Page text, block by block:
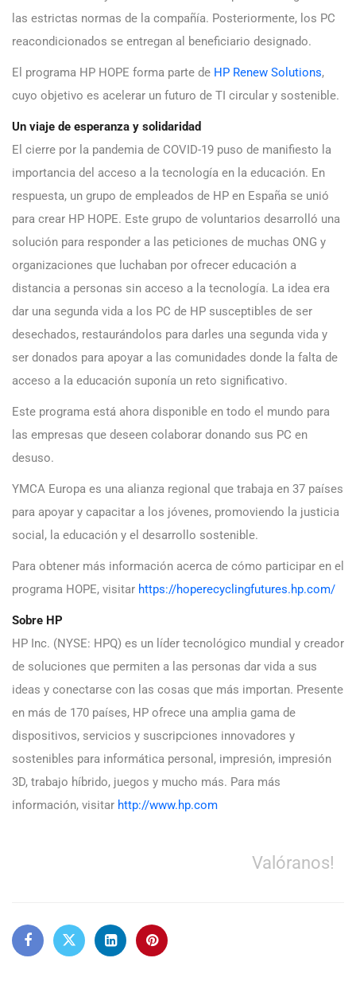
las estrictas normas de la compañía. Posteriormente, los PC
reacondicionados se entregan al beneficiario designado.
El programa HP HOPE forma parte de HP Renew Solutions,
cuyo objetivo es acelerar un futuro de TI circular y sostenible.
Un viaje de esperanza y solidaridad
El cierre por la pandemia de COVID-19 puso de manifiesto la
importancia del acceso a la tecnología en la educación. En
respuesta, un grupo de empleados de HP en España se unió
para crear HP HOPE. Este grupo de voluntarios desarrolló una
solución para responder a las peticiones de muchas ONG y
organizaciones que luchaban por ofrecer educación a
distancia a personas sin acceso a la tecnología. La idea era
dar una segunda vida a los PC de HP susceptibles de ser
desechados, restaurándolos para darles una segunda vida y
ser donados para apoyar a las comunidades donde la falta de
acceso a la educación suponía un reto significativo.
Este programa está ahora disponible en todo el mundo para
las empresas que deseen colaborar donando sus PC en
desuso.
YMCA Europa es una alianza regional que trabaja en 37 países
para apoyar y capacitar a los jóvenes, promoviendo la justicia
social, la educación y el desarrollo sostenible.
Para obtener más información acerca de cómo participar en el
programa HOPE, visitar https://hoperecyclingfutures.hp.com/
Sobre HP
HP Inc. (NYSE: HPQ) es un líder tecnológico mundial y creador
de soluciones que permiten a las personas dar vida a sus
ideas y conectarse con las cosas que más importan. Presente
en más de 170 países, HP ofrece una amplia gama de
dispositivos, servicios y suscripciones innovadores y
sostenibles para informática personal, impresión, impresión
3D, trabajo híbrido, juegos y mucho más. Para más
información, visitar http://www.hp.com
Valóranos!